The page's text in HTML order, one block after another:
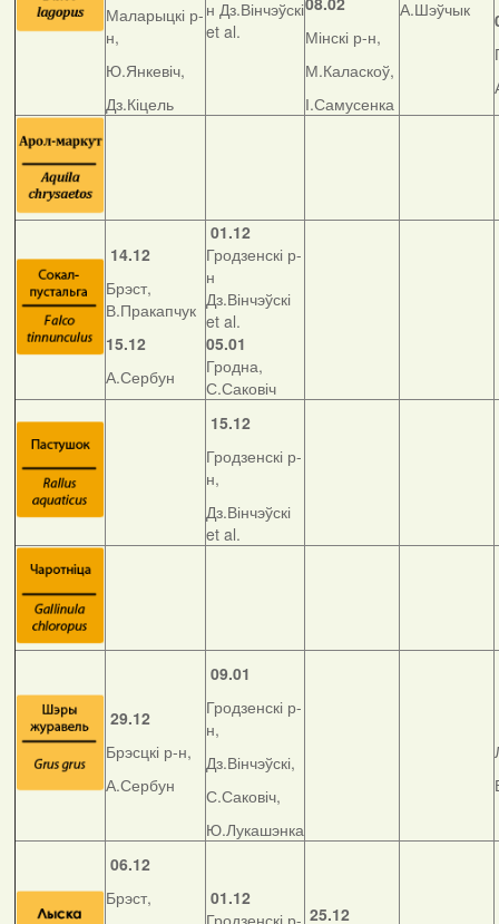
Маларыцкі р-
н,
Ю.Янкевіч,
Дз.Кіцель
н Дз.Вінчэўскі
et al.
Мінскі р-н,
М.Каласкоў,
І.Самусенка
А.Шэўчык
14.12
Брэст,
В.Пракапчук
15.12
А.Сербун
01.12
Гродзенскі р-
н
Дз.Вінчэўскі
et al.
05.01
Гродна,
С.Саковіч
15.12
Гродзенскі р-
н,
Дз.Вінчэўскі
et al.
29.12
Брэсцкі р-н,
А.Сербун
09.01
Гродзенскі р-
н,
Дз.Вінчэўскі,
С.Саковіч,
Ю.Лукашэнка
06.12
Брэст,
01.12
Гродзенскі р- 25.12